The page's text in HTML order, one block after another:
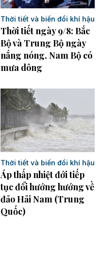
Thời tiết và biến đổi khí hậu
Thời tiết ngày 9/8: Bắc
Bộ và Trung Bộ ngày
nắng nóng, Nam Bộ có
mưa dông
Thời tiết và biến đổi khí hậu
Áp thấp nhiệt đới tiếp
tục đổi hướng hướng về
đảo Hải Nam (Trung
Quốc)